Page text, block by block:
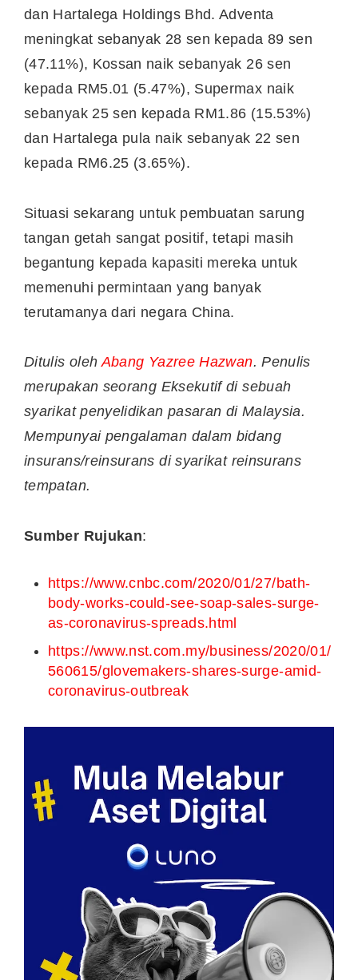
dan Hartalega Holdings Bhd. Adventa
meningkat sebanyak 28 sen kepada 89 sen
(47.11%), Kossan naik sebanyak 26 sen
kepada RM5.01 (5.47%), Supermax naik
sebanyak 25 sen kepada RM1.86 (15.53%)
dan Hartalega pula naik sebanyak 22 sen
kepada RM6.25 (3.65%).
Situasi sekarang untuk pembuatan sarung
tangan getah sangat positif, tetapi masih
begantung kepada kapasiti mereka untuk
memenuhi permintaan yang banyak
terutamanya dari negara China.
Ditulis olehAbang Yazree Hazwan. Penulis
merupakan seorang Eksekutif di sebuah
syarikat penyelidikan pasaran di Malaysia.
Mempunyai pengalaman dalam bidang
insurans/reinsurans di syarikat reinsurans
tempatan.
Sumber Rujukan:
https://www.cnbc.com/2020/01/27/bath-
body-works-could-see-soap-sales-surge-
as-coronavirus-spreads.html
https://www.nst.com.my/business/2020/01/
560615/glovemakers-shares-surge-amid-
coronavirus-outbreak